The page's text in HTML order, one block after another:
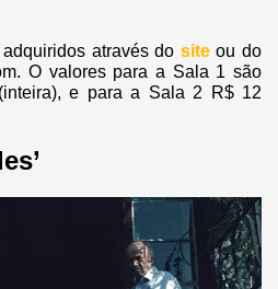
através do siteou do
O valores para a Sala 1 são
e para a Sala 2 R$ 12